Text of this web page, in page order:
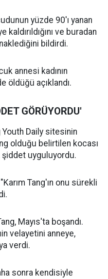
yüzde 90'ı yanan
ve buradan
bildirdi.
annesi kadının
öldüğü açıklandı.
GÖRÜYORDU'
Daily sitesinin
olduğu belirtilen kocası
şiddet uyguluyordu.
Tang'ın onu sürekli
Mayıs'ta boşandı.
velayetini anneye,
verdi.
sonra kendisiyle